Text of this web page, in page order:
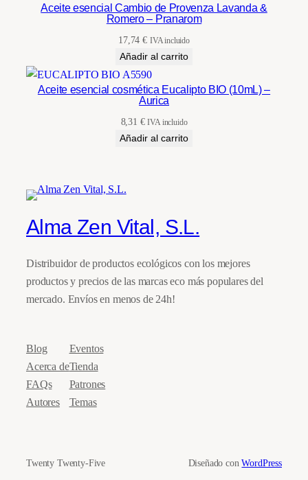
Aceite esencial Cambio de Provenza Lavanda &
Romero – Pranarom
17,74€ IVA incluido
Añadir al carrito
Aceite esencial cosmética Eucalipto BIO (10mL) –
Aurica
8,31 € IVA incluido
Añadir al carrito
Alma Zen Vital, S.L.
Distribuidor de productos ecológicos con los mejores
productos y precios de las marcas eco más populares del
mercado. Envíos en menos de 24h!
Blog
Acerca de
FAQs
Autores
Eventos
Tienda
Patrones
Temas
Twenty Twenty-Five Diseñado conWordPress